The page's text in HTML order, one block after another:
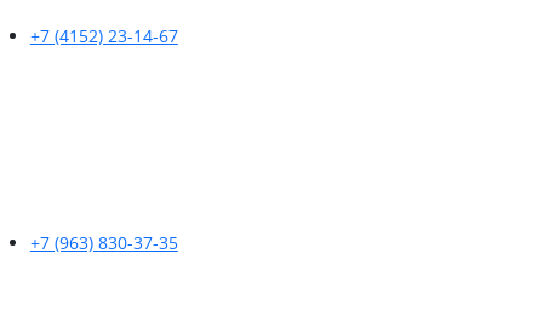
+7 (4152) 23-14-67
+7 (963) 830-37-35